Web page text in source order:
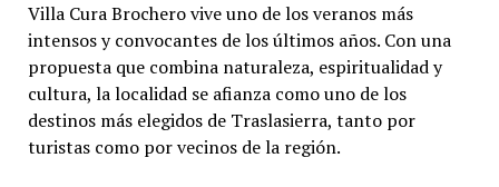
Villa Cura Brochero vive uno de los veranos más
intensos y convocantes de los últimos años. Con una
propuesta que combina naturaleza, espiritualidad y
cultura, la localidad se afianza como uno de los
destinos más elegidos de Traslasierra, tanto por
turistas como por vecinos de la región.